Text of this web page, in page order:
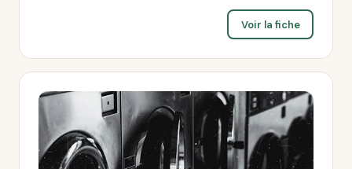
Voir la fiche